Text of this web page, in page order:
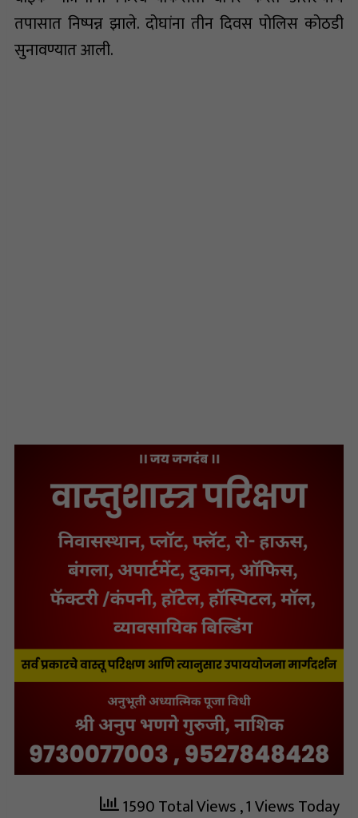
तपासात निष्पन्न झाले. दोघांना तीन दिवस पोलिस कोठडी
सुनावण्यात आली.
1590 Total Views, 1 Views Today